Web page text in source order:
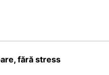
fără stress